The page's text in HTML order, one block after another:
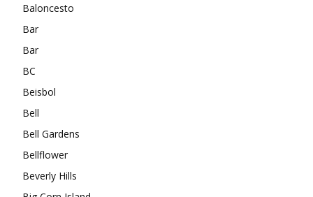
Baloncesto
Bar
Bar
BC
Beisbol
Bell
Bell Gardens
Bellflower
Beverly Hills